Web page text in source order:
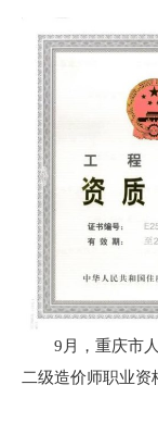
9月，重庆市人
二级造价师职业资